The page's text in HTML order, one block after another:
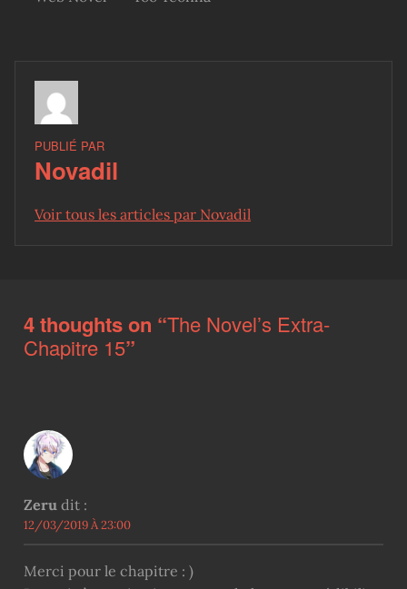
PUBLIÉ PAR
Novadil
Voir tous les articles par Novadil
4 thoughts on “The Novel’s Extra-
Chapitre 15”
Zeru dit :
12/03/2019 À 23:00
Merci pour le chapitre : )